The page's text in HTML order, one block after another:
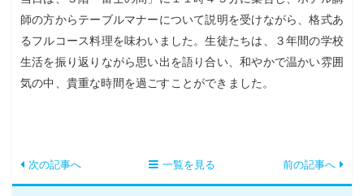
師の方からテーブルマナーについて説明を受けながら、格式あ
るフルコース料理を味わいました。生徒たちは、３年間の学校
生活を振り返りながら思い出を語り合い、和やかで温かい雰囲
気の中、貴重な時間を過ごすことができました。
次の記事へ 一覧を見る 前の記事へ